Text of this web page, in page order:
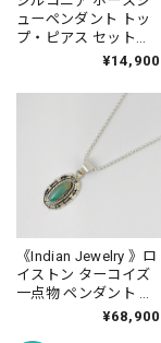
ューペンダント トッ
プ・ピアス セット
（チェーン オプショ
ま
¥14,900
《Indian Jewelry 》ロ
イストン ターコイズ
一点物 ペンダント ネ
¥68,900